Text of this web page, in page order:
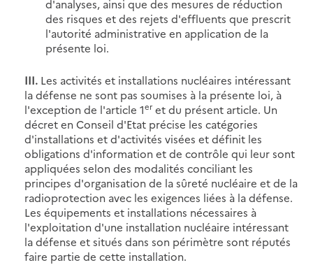
d'analyses, ainsi que des mesures de réduction
des risques et des rejets d'effluents que prescrit
l'autorité administrative en application de la
présente loi.
III. Les activités et installations nucléaires intéressant
la défense ne sont pas soumises à la présente loi, à
l'exception de l'article 1er et du présent article. Un
décret en Conseil d'Etat précise les catégories
d'installations et d'activités visées et définit les
obligations d'information et de contrôle qui leur sont
appliquées selon des modalités conciliant les
principes d'organisation de la sûreté nucléaire et de la
radioprotection avec les exigences liées à la défense.
Les équipements et installations nécessaires à
l'exploitation d'une installation nucléaire intéressant
la défense et situés dans son périmètre sont réputés
faire partie de cette installation.